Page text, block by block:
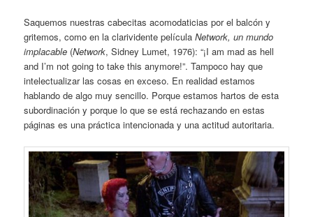
Saquemos nuestras cabecitas acomodaticias por el balcón y
gritemos, como en la clarividente películaNetwork, un mundo
implacable (Network, Sidney Lumet, 1976): “¡I am mad as hell
and I’m not going to take this anymore!”. Tampoco hay que
intelectualizar las cosas en exceso. En realidad estamos
hablando de algo muy sencillo. Porque estamos hartos de esta
subordinación y porque lo que se está rechazando en estas
páginas es una práctica intencionada y una actitud autoritaria.